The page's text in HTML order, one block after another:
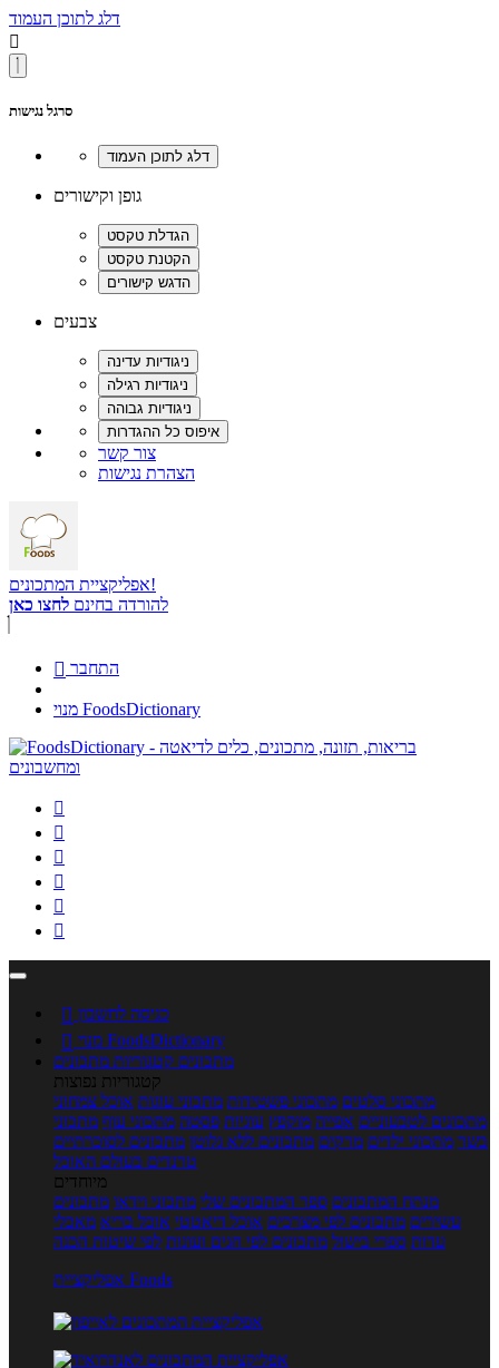
דלג לתוכן העמוד

סרגל נגישות
גופן וקישורים
צבעים
צור קשר
הצהרת נגישות
אפליקציית המתכונים!
להורדה בחינם לחצו כאן
 התחבר
מנוי FoodsDictionary






 כניסה לחשבון

מנוי FoodsDictionary
מתכונים קטגוריות מתכונים
קטגוריות נפוצות
מתכוני סלטים מתכוני פשטידות מתכוני עוגות אוכל צמחוני
מתכונים לטבעוניים אפייה מוקפץ עוגיות פסטה מתכוני עוף מתכוני
בשר מתכוני ילדים מרקים מתכונים ללא גלוטן מתכונים לסוכרתיים
טרנדים בעולם האוכל
מיוחדים
מנתח המתכונים ספר המתכונים שלי מתכוני וידאו מתכונים
עשירים מתכונים לפי מצרכים אוכל דיאטטי אוכל בריא מאכלי
עדות ספרי בישול מתכונים לפי חגים ועונות לפי שיטות הכנה
אפליקציית Foods